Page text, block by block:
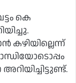
കെ
കഴിയില്ലെന്ന്